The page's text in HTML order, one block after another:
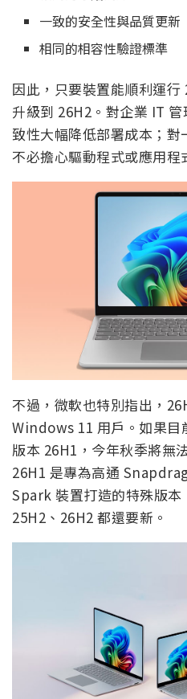
一致的安全性與品質更新
相同的相容性驗證標準
因此，只要裝置能順利運
升級到 26H2。對企業 IT
致性大幅降低部署成本；
不必擔心驅動程式或應用程
不過，微軟也特別指出，
Windows 11 用戶。如果
版本 26H1，今年秋季將無
26H1 是專為高通
Spark 裝置打造的特殊版本
25H2、26H2 都還要新。